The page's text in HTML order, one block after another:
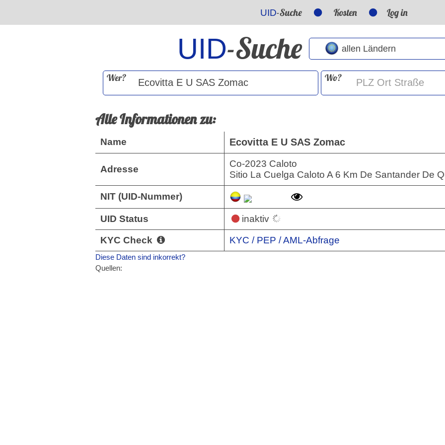
UID-Suche Kosten Log in
UID-Suche
Wer? Wo?
Alle Informationen zu:
Name Ecovitta E U SAS Zomac
Adresse
Co-2023 Caloto
Sitio La Cuelga Caloto A 6 Km De Santander De
NIT (UID-Nummer)
UID Status inaktiv
KYC Check KYC / PEP / AML-Abfrage
Diese Daten sind inkorrekt?
Quellen: